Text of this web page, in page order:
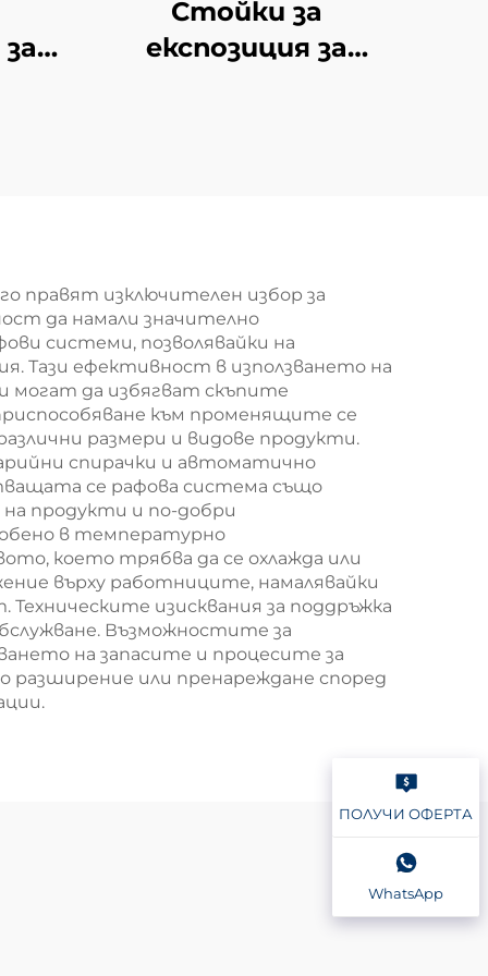
Стойки за
експозиция за
правят изключителен избор за
да намали значително
системи, позволявайки на
Тази ефективност в използването на
могат да избягват скъпите
към променящите се
размери и видове продукти.
спирачки и автоматично
се рафова система също
на продукти и по-добри
в температурно
което трябва да се охлажда или
върху работниците, намалявайки
изисквания за поддръжка
Възможностите за
на запасите и процесите за
разширение или пренареждане според
ПОЛУЧИ ОФЕРТА
WhatsApp